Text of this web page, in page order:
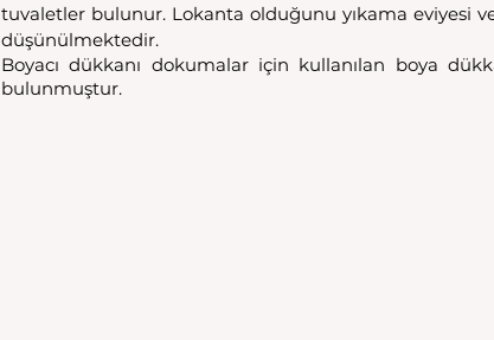
tuvaletler bulunur. Lokanta olduğunu yıkama eviyesi
düşünülmektedir.
Boyacı dükkanı dokumalar için kullanılan boya
bulunmuştur.